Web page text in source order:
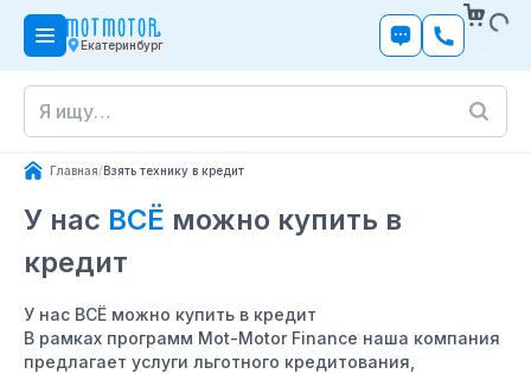
Екатеринбург
Главная/Взять технику в кредит
У нас ВСЁ можно купить в
кредит
У нас ВСЁ можно купить в кредит
В рамках программ Mot-Motor Finance наша компания
предлагает услуги льготного кредитования,